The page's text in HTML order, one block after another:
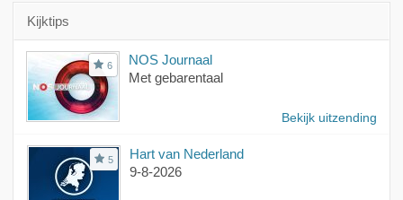
Kijktips
6
NOS Journaal
Met gebarentaal
Bekijk uitzending
5
Hart van Nederland
9-8-2026